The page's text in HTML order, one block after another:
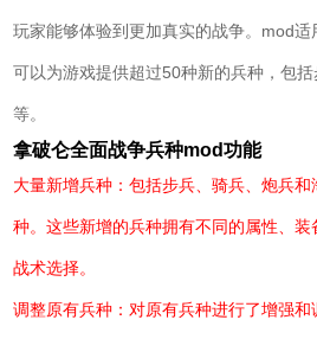
玩家能够体验到更加真实的战争。mod适
可以为游戏提供超过50种新的兵种，包
等。
拿破仑全面战争兵种mod功能
大量新增兵种：包括步兵、骑兵、炮兵
种。这些新增的兵种拥有不同的属性、
战术选择。
调整原有兵种：对原有兵种进行了增强